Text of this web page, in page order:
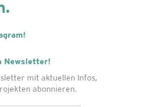
Newsletter!
mit aktuellen Infos,
abonnieren.